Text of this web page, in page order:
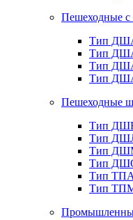
Пешеходные с
Тип
Тип
Тип
Тип
Пешеходные
Тип
Тип
Тип
Тип
Тип ТПА
Тип